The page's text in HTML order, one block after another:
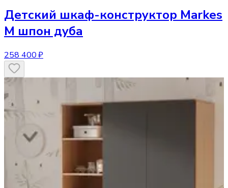
Детский шкаф-конструктор Markes
M шпон дуба
258 400 ₽